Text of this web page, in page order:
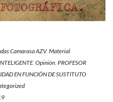
Camarasa AZV, Material
, Opinión, PROFESOR
EN FUNCIÓN DE SUSTITUTO